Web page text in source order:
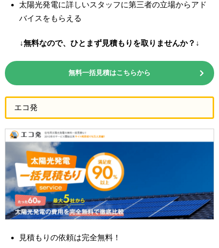
太陽光発電に詳しいスタッフに第三者の立場からアド
バイスをもらえる
↓無料なので、ひとまず見積もりを取りませんか？↓
無料一括見積はこちらから
エコ発
見積もりの依頼は完全無料！